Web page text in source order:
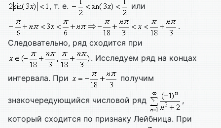
, т. е.
или
.
Следовательно, ряд сходится при
. Исследуем ряд на концах
интервала. При получим
знакочередующийся числовой ряд
,
который сходится по признаку Лейбница. При